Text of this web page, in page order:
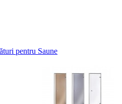
pentru Saune